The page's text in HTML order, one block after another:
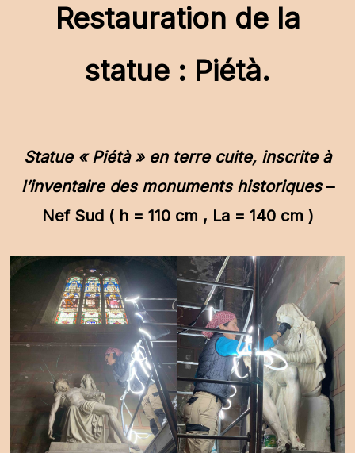
Restauration de la
statue : Piétà.
Statue « Piétà » en terre cuite, inscrite à
l’inventaire des monuments historiques –
Nef Sud ( h = 110 cm , La = 140 cm )